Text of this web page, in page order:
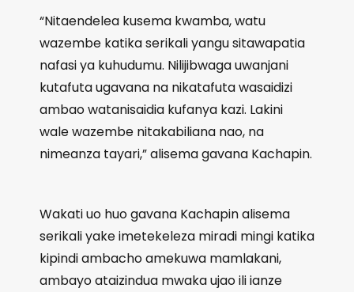
“Nitaendelea kusema kwamba, watu
wazembe katika serikali yangu sitawapatia
nafasi ya kuhudumu. Nilijibwaga uwanjani
kutafuta ugavana na nikatafuta wasaidizi
ambao watanisaidia kufanya kazi. Lakini
wale wazembe nitakabiliana nao, na
nimeanza tayari,” alisema gavana Kachapin.
Wakati uo huo gavana Kachapin alisema
serikali yake imetekeleza miradi mingi katika
kipindi ambacho amekuwa mamlakani,
ambayo ataizindua mwaka ujao ili ianze